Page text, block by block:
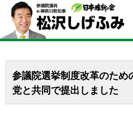
参議院選挙制度改革のため
党と共同で提出しました